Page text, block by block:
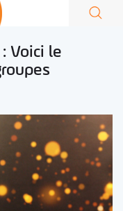
Voici le